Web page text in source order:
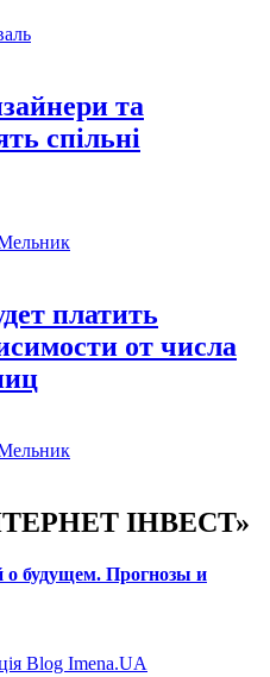
та
спільні
платить
от числа
ІНВЕСТ»
будущем. Прогнозы и
Blog Imena.UA